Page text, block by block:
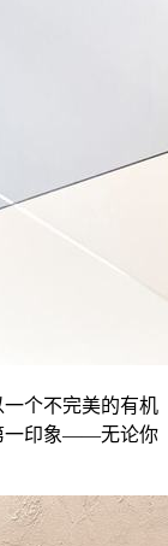
个不完美的有机
一印象——无论你